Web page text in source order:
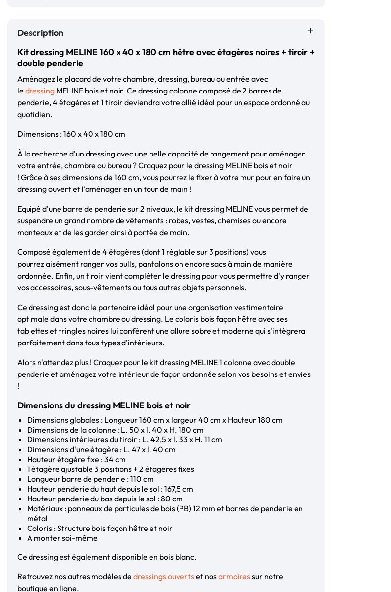
Description
Kit dressing MELINE 160 x 40 x 180 cm hêtre avec étagères noires + tiroir +
double penderie
Aménagez le placard de votre chambre, dressing, bureau ou entrée avec
le dressing MELINE bois et noir. Ce dressing colonne composé de 2 barres de
penderie, 4 étagères et 1 tiroir deviendra votre allié idéal pour un espace ordonné au
quotidien.
Dimensions : 160 x 40 x 180 cm
À la recherche d'un dressing avec une belle capacité de rangement pour aménager
votre entrée, chambre ou bureau ? Craquez pour le dressing MELINE bois et noir
! Grâce à ses dimensions de 160 cm, vous pourrez le fixer à votre mur pour en faire un
dressing ouvert et l'aménager en un tour de main !
Equipé d'une barre de penderie sur 2 niveaux, le kit dressing MELINE vous permet de
suspendre un grand nombre de vêtements : robes, vestes, chemises ou encore
manteaux et de les garder ainsi à portée de main.
Composé également de 4 étagères (dont 1 réglable sur 3 positions) vous
pourrez aisément ranger vos pulls, pantalons on encore sacs à main de manière
ordonnée. Enfin, un tiroir vient compléter le dressing pour vous permettre d'y ranger
vos accessoires, sous-vêtements ou tous autres objets personnels.
Ce dressing est donc le partenaire idéal pour une organisation vestimentaire
optimale dans votre chambre ou dressing. Le coloris bois façon hêtre avec ses
tablettes et tringles noires lui confèrent une allure sobre et moderne qui s'intègrera
parfaitement dans tous types d'intérieurs.
Alors n'attendez plus ! Craquez pour le kit dressing MELINE 1 colonne avec double
penderie et aménagez votre intérieur de façon ordonnée selon vos besoins et envies
!
Dimensions du dressing MELINE bois et noir
Dimensions globales : Longueur 160 cm x largeur 40 cm x Hauteur 180 cm
Dimensions de la colonne : L. 50 x l. 40 x H. 180 cm
Dimensions intérieures du tiroir : L. 42,5 x l. 33 x H. 11 cm
Dimensions d'une étagère : L. 47 x l. 40 cm
Hauteur étagère fixe : 34 cm
1 étagère ajustable 3 positions + 2 étagères fixes
Longueur barre de penderie : 110 cm
Hauteur penderie du haut depuis le sol : 167,5 cm
Hauteur penderie du bas depuis le sol : 80 cm
Matériaux : panneaux de particules de bois (PB) 12 mm et barres de penderie en
métal
Coloris : Structure bois façon hêtre et noir
A monter soi-même
Ce dressing est également disponible en bois blanc.
Retrouvez nos autres modèles de dressings ouvertset nosarmoiressur notre
boutique en ligne.